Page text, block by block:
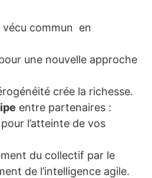
vécu commun en
une nouvelle approche
crée la richesse.
entre partenaires :
l’atteinte de vos
du collectif par le
de l’intelligence agile.